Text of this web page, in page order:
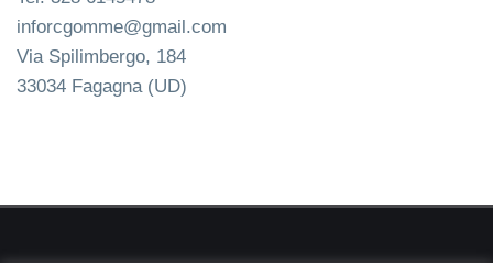
inforcgomme@gmail.com
Via Spilimbergo, 184
33034 Fagagna (UD)